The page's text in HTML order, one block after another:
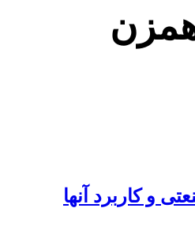
و کاربرد آنها